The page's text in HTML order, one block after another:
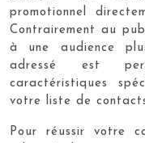
promotionnel
Contrairement au
à une audience
adressé est
caractéristiques
votre liste de
Pour réussir votre